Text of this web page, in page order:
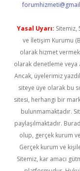
Yasal Uyarı: Sitemiz,
ve İletişim Kurumu
olarak hizmet
olarak denetleme veya
Ancak, üyelerimiz
siteye üye olarak bu
sitesi, herhangi bir
bulunmamaktadır.
paylaşılmaktadır.
olup, gerçek kurum
Gerçek kurum ve
Sitemiz, kar amacı